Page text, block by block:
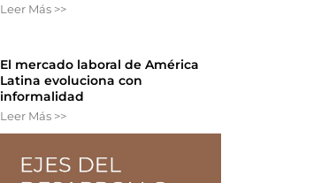
Leer Más >>
El mercado laboral de América
Latina evoluciona con
informalidad
Leer Más >>